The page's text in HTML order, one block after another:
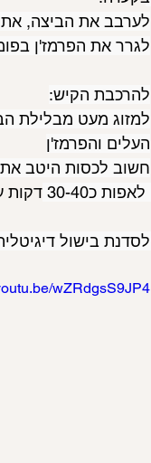
לערבב את הביצה,
לגרר את הפרמז'ן
להרכבת הקיש:
למזוג מעט מבלילת
העלים והפרמז'ן
חשוב לכסות היטב
לסדנת בישול
wZRdgsS9JP4